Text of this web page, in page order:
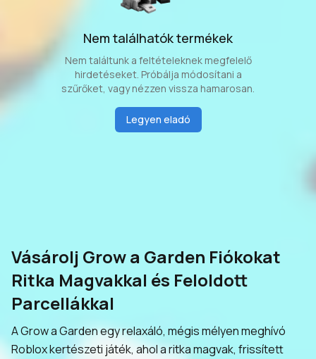
Nem találhatók termékek
Nem találtunk a feltételeknek megfelelő
hirdetéseket. Próbálja módosítani a
szűrőket, vagy nézzen vissza hamarosan.
Legyen eladó
Vásárolj Grow a Garden Fiókokat
Ritka Magvakkal és Feloldott
Parcellákkal
A Grow a Garden egy relaxáló, mégis mélyen meghívó
Roblox kertészeti játék, ahol a ritka magvak, frissített